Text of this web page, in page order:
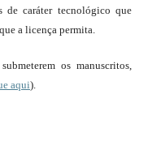
de caráter tecnológico que
a licença permita.
os manuscritos,
aqui).